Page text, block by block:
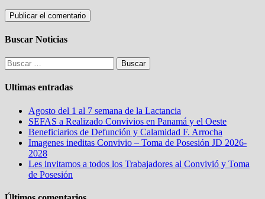
Buscar Noticias
Buscar:
Ultimas entradas
Agosto del 1 al 7 semana de la Lactancia
SEFAS a Realizado Convivios en Panamá y el Oeste
Beneficiarios de Defunción y Calamidad F. Arrocha
Imagenes ineditas Convivio – Toma de Posesión JD 2026-
2028
Les invitamos a todos los Trabajadores al Convivió y Toma
de Posesión